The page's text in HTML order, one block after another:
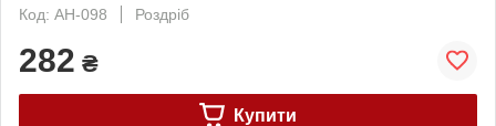
Код: AH-098
Роздріб
282 ₴
Купити